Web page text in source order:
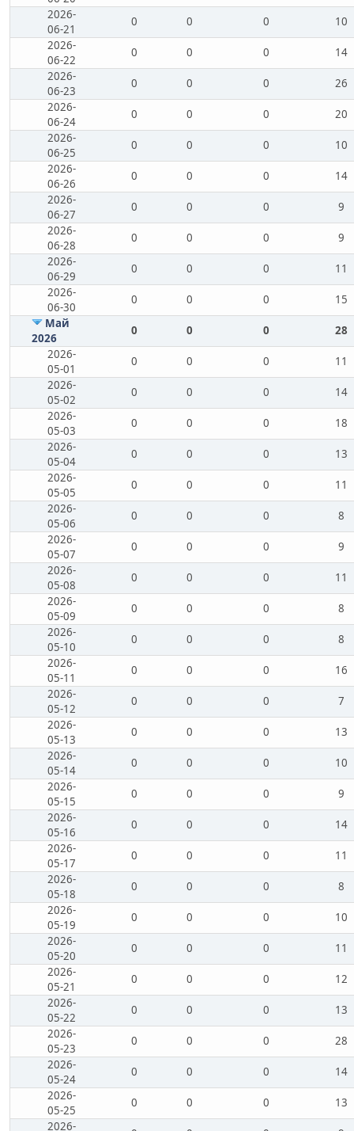
2026-
06-21
0 0 0
10
2026-
06-22
0 0 0
14
2026-
06-23
0 0 0
26
2026-
06-24
0 0 0
20
2026-
06-25
0 0 0
10
2026-
06-26
0 0 0
14
2026-
06-27
0 0 0
9
2026-
06-28
0 0 0
9
2026-
06-29
0 0 0
11
2026-
06-30
0 0 0
15
Май
2026
0 0 0
28
2026-
05-01
0 0 0
11
2026-
05-02
0 0 0
14
2026-
05-03
0 0 0
18
2026-
05-04
0 0 0
13
2026-
05-05
0 0 0
11
2026-
05-06
0 0 0
8
2026-
05-07
0 0 0
9
2026-
05-08
0 0 0
11
2026-
05-09
0 0 0
8
2026-
05-10
0 0 0
8
2026-
05-11
0 0 0
16
2026-
05-12
0 0 0
7
2026-
05-13
0 0 0
13
2026-
05-14
0 0 0
10
2026-
05-15
0 0 0
9
2026-
05-16
0 0 0
14
2026-
05-17
0 0 0
11
2026-
05-18
0 0 0
8
2026-
05-19
0 0 0
10
2026-
05-20
0 0 0
11
2026-
05-21
0 0 0
12
2026-
05-22
0 0 0
13
2026-
05-23
0 0 0
28
2026-
05-24
0 0 0
14
2026-
05-25
0 0 0
13
2026-